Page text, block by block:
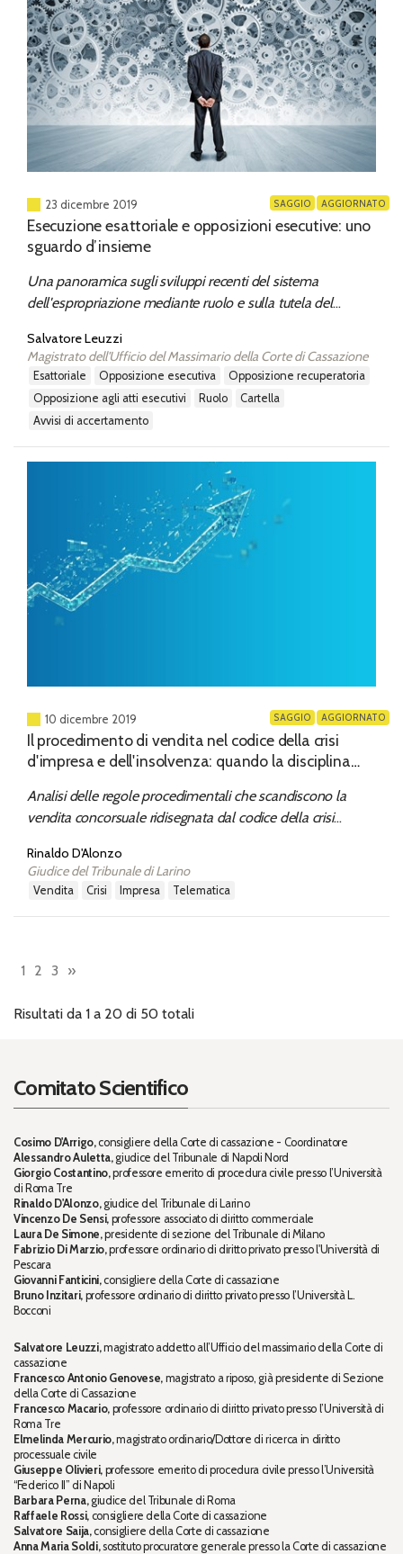
23 dicembre 2019 AGGIORNATO
SAGGIO
Esecuzione esattoriale e opposizioni esecutive: uno
sguardo d’insieme
Una panoramica sugli sviluppi recenti del sistema
dell'espropriazione mediante ruolo e sulla tutela del
assetto alla luce dei più recenti sviluppi della giurisprudenza
costituzionale e di legittimità
Salvatore Leuzzi
Magistrato dell'Ufficio del Massimario della Corte di Cassazione
esattoriale opposizione esecutiva
opposizione recuperatoria
opposizione agli atti esecutivi
ruolo
cartella
avvisi di accertamento
10 dicembre 2019 AGGIORNATO
SAGGIO
Il procedimento di vendita nel codice della crisi
d'impresa e dell'insolvenza: quando la disciplina
Analisi delle regole procedimentali che scandiscono la
vendita concorsuale ridisegnata dal codice della crisi
trasposizione delle norme del codice di procedura civile, tra
irrigidimento e razionalizzazione degli schemi
Rinaldo D'Alonzo
Giudice del Tribunale di Larino
vendita crisi impresa telematica
1 2 3 »
Risultati da 1 a 20 di 50 totali
Comitato Scientifico
Cosimo D'Arrigo,consigliere della Corte di cassazione - Coordinatore
Alessandro Auletta,giudice del Tribunale di Napoli Nord
Giorgio Costantino,professore emerito di procedura civile presso l’Università
di Roma Tre
Rinaldo D'Alonzo,giudice del Tribunale di Larino
Vincenzo De Sensi,professore associato di diritto commerciale
Laura De Simone,presidente di sezione del Tribunale di Milano
Fabrizio Di Marzio,professore ordinario di diritto privato presso l'Università di
Pescara
Giovanni Fanticini,consigliere della Corte di cassazione
Bruno Inzitari, professore ordinario di diritto privato presso l’Università L.
Bocconi
Salvatore Leuzzi,magistrato addetto all’Ufficio del massimario della Corte di
cassazione
Francesco Antonio Genovese, magistrato a riposo, già presidente di Sezione
della Corte di Cassazione
Francesco Macario,professore ordinario di diritto privato presso l’Università di
Roma Tre
Elmelinda Mercurio,magistrato ordinario/Dottore di ricerca in diritto
processuale civile
Giuseppe Olivieri,professore emerito di procedura civile presso l’Università
“Federico II” di Napoli
Barbara Perna,giudice del Tribunale di Roma
Raffaele Rossi, consigliere della Corte di cassazione
Salvatore Saija,consigliere della Corte di cassazione
Anna Maria Soldi,sostituto procuratore generale presso la Corte di cassazione